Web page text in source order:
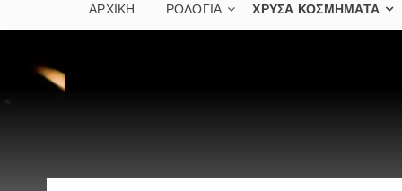
ΑΡΧΙΚΗ ΡΟΛΟΓΙΑ ΧΡΥΣΆ ΚΟΣΜΉΜΑΤΑ